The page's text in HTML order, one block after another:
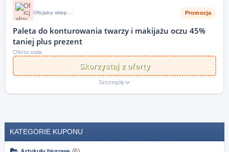
Promocja
Paleta do konturowania twarzy i makijażu oczu 45%
taniej plus prezent
Oferta stała
Skorzystaj z oferty
Szczegóły
KATEGORIE KUPONU